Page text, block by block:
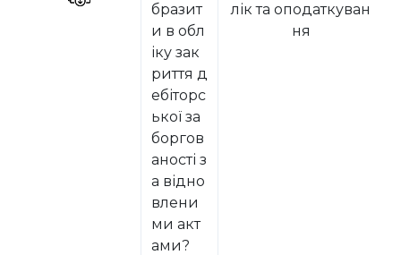
бразит
и в обл
іку зак
риття д
ебіторс
ької за
боргов
аності з
а відно
влени
ми акт
ами?
лік та оподаткуван
ня